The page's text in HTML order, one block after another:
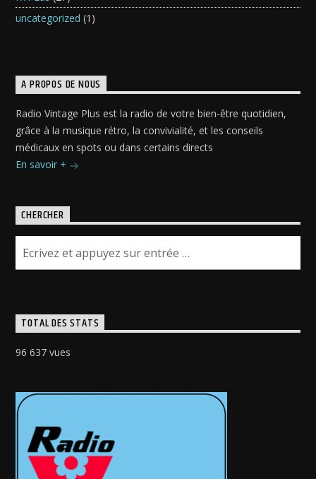
uncategorized (1)
A PROPOS DE NOUS
Radio Vintage Plus est la radio de votre bien-être quotidien,
grâce à la musique rétro, la convivialité, et les conseils
médicaux en spots ou dans certains directs
En savoir +
CHERCHER
TOTAL DES STATS
96 637 vues